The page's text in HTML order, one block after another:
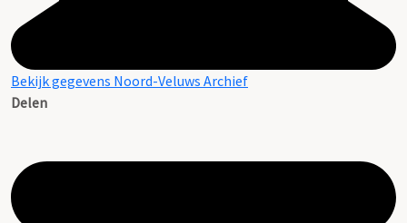
Bekijk gegevens Noord-Veluws Archief
Delen